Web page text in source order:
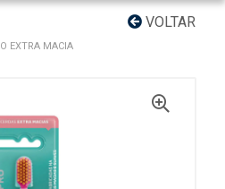
VOLTAR
EXTRA MACIA